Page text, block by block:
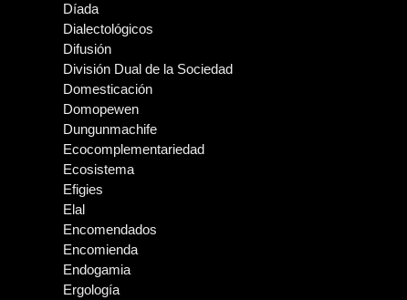
Díada
Dialectológicos
Difusión
División Dual de la Sociedad
Domesticación
Domopewen
Dungunmachife
Ecocomplementariedad
Ecosistema
Efigies
Elal
Encomendados
Encomienda
Endogamia
Ergología